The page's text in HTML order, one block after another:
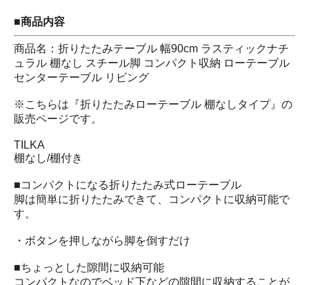
■商品内容
商品名：折りたたみテーブル 幅90cm ラスティックナチ
ュラル 棚なし スチール脚 コンパクト収納 ローテーブル
センターテーブル リビング
※こちらは『折りたたみローテーブル 棚なしタイプ』の
販売ページです。
TILKA
棚なし/棚付き
■コンパクトになる折りたたみ式ローテーブル
脚は簡単に折りたたみできて、コンパクトに収納可能で
す。
・ボタンを押しながら脚を倒すだけ
■ちょっとした隙間に収納可能
コンパクトなのでベッド下などの隙間に収納することが